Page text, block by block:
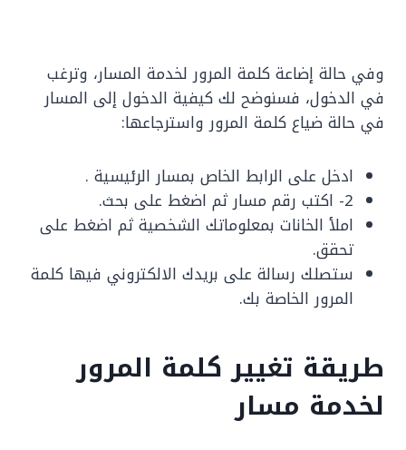
وفي حالة إضاعة كلمة المرور لخدمة المسار، وترغب
في الدخول، فسنوضح لك كيفية الدخول إلى المسار
في حالة ضياع كلمة المرور واسترجاعها:
ادخل على الرابط الخاص بمسار الرئيسية .
2- اكتب رقم مسار ثم اضغط على بحث.
املأ الخانات بمعلوماتك الشخصية ثم اضغط على
تحقق.
ستصلك رسالة على بريدك الالكتروني فيها كلمة
المرور الخاصة بك.
طريقة تغيير كلمة المرور
لخدمة مسار